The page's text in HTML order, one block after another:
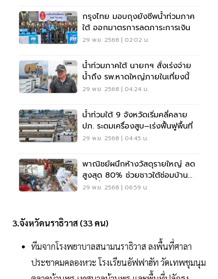
กรุงไทย มอบถุงยังชีพน้ำท่วมภาค
ใต้ ออกมาตรการลดภาระการเงิน
29 พ.ย. 2568 | 02:02 น.
น้ำท่วมภาคใต้ นายกฯ สั่งเร่งจ่าย
น้ำถึง รพ.หาดใหญ่ภายในเที่ยงนี้
29 พ.ย. 2568 | 04:24 น.
น้ำท่วมใต้ 9 จังหวัดเริ่มคลี่คลาย
ปภ. ระดมเครื่องสูบ–เร่งฟื้นฟูพื้นที่
29 พ.ย. 2568 | 04:45 น.
พาณิชย์ผนึกห้างวัสดุรายใหญ่ ลด
สูงสุด 80% ช่วยชาวใต้ซ่อมบ้าน
หลังน้ำท่วม
29 พ.ย. 2568 | 06:59 น.
3.จังหวัดนราธิวาส (33 คน)
ทีมจากโรงพยาบาลสนามนราธิวาส ลงพื้นที่ศาลา
ประชาคมคลองหวะ โรงเรียนอัฟฟาฮัท วัดเทพชุมนุม